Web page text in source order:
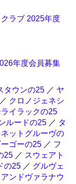
ラブ 2025年度
年度会員募集
タウンの25 ／ ヤ
／ クロノジェネシ
イラックの25
ルードの25 ／ タ
ネットグルーヴの
ゴーの25 ／ フ
25 ／ スウェアト
の25 ／ グルヴェ
アンドヴァラナウ